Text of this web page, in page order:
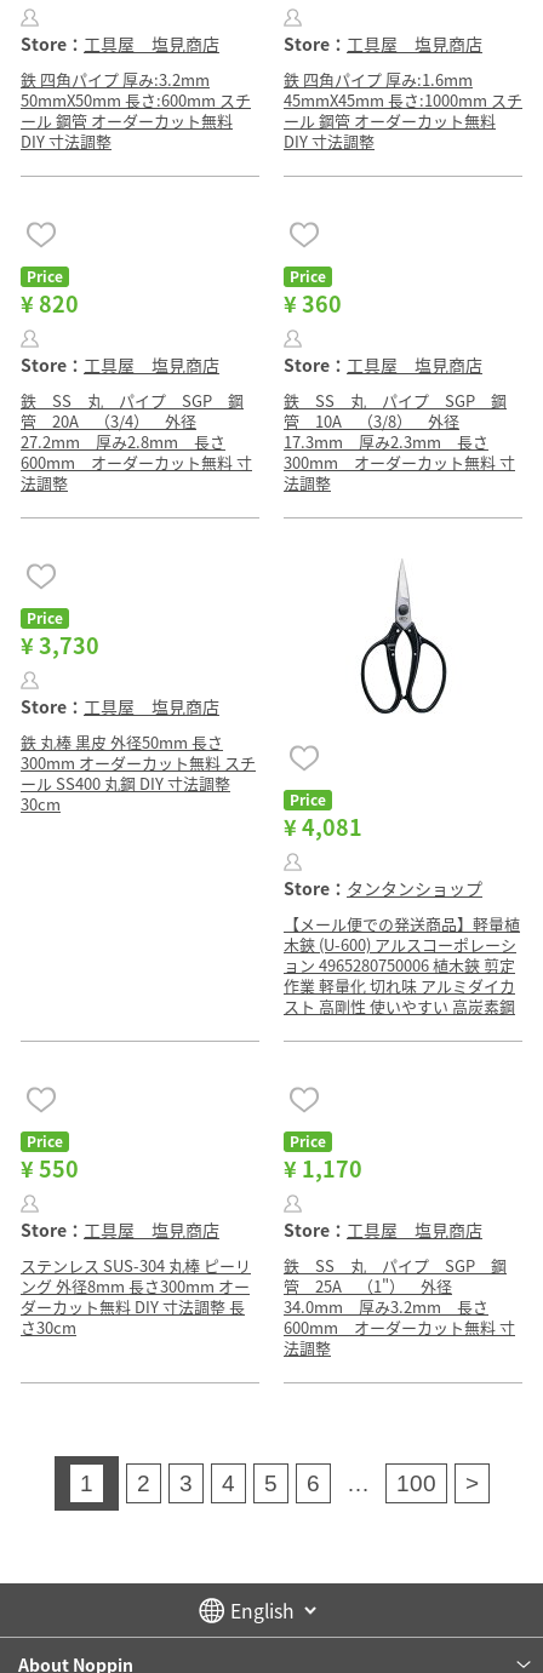
Store： 工具屋 塩見商店
鉄 四角パイプ 厚み:3.2mm
50mmX50mm 長さ:600mm スチ
ール 鋼管 オーダーカット無料
DIY 寸法調整
Store： 工具屋 塩見商店
鉄 四角パイプ 厚み:1.6mm
45mmX45mm 長さ:1000mm スチ
ール 鋼管 オーダーカット無料
DIY 寸法調整
Price
¥ 820
Store： 工具屋 塩見商店
鉄 SS 丸 パイプ SGP 鋼
管 20A （3/4） 外径
27.2mm 厚み2.8mm 長さ
600mm オーダーカット無料 寸
法調整
Price
¥ 360
Store： 工具屋 塩見商店
鉄 SS 丸 パイプ SGP 鋼
管 10A （3/8） 外径
17.3mm 厚み2.3mm 長さ
300mm オーダーカット無料 寸
法調整
Price
¥ 3,730
Store： 工具屋 塩見商店
鉄 丸棒 黒皮 外径50mm 長さ
300mm オーダーカット無料 スチ
ール SS400 丸鋼 DIY 寸法調整
30cm
Price
¥ 4,081
Store： タンタンショップ
【メール便での発送商品】軽量植
木鋏 (U-600) アルスコーポレーシ
ョン 4965280750006 植木鋏 剪定
作業 軽量化 切れ味 アルミダイカ
スト 高剛性 使いやすい 高炭素鋼
Price
¥ 550
Store： 工具屋 塩見商店
ステンレス SUS-304 丸棒 ピーリ
ング 外径8mm 長さ300mm オー
ダーカット無料 DIY 寸法調整 長
さ30cm
Price
¥ 1,170
Store： 工具屋 塩見商店
鉄 SS 丸 パイプ SGP 鋼
管 25A （1"） 外径
34.0mm 厚み3.2mm 長さ
600mm オーダーカット無料 寸
法調整
1 2 3 4 5 6 … 100 >
About Noppin